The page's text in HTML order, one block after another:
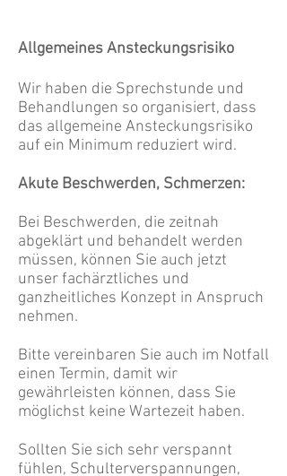
Allgemeines Ansteckungsrisiko
Wir haben die Sprechstunde und
Behandlungen so organisiert, dass
das allgemeine Ansteckungsrisiko
auf ein Minimum reduziert wird.
Akute Beschwerden, Schmerzen:
Bei Beschwerden, die zeitnah
abgeklärt und behandelt werden
müssen, können Sie auch jetzt
unser fachärztliches und
ganzheitliches Konzept in Anspruch
nehmen.
Bitte vereinbaren Sie auch im Notfall
einen Termin, damit wir
gewährleisten können, dass Sie
möglichst keine Wartezeit haben.
Sollten Sie sich sehr verspannt
fühlen, Schulterverspannungen,